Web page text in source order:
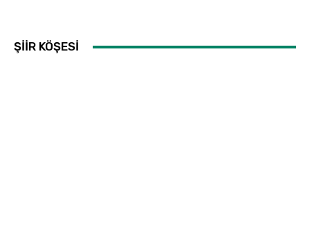
ŞİİR KÖŞESİ